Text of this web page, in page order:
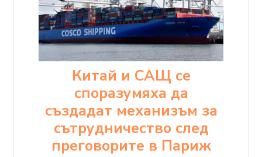
Китай и САЩ се
споразумяха да
създадат механизъм за
сътрудничество след
преговорите в Париж